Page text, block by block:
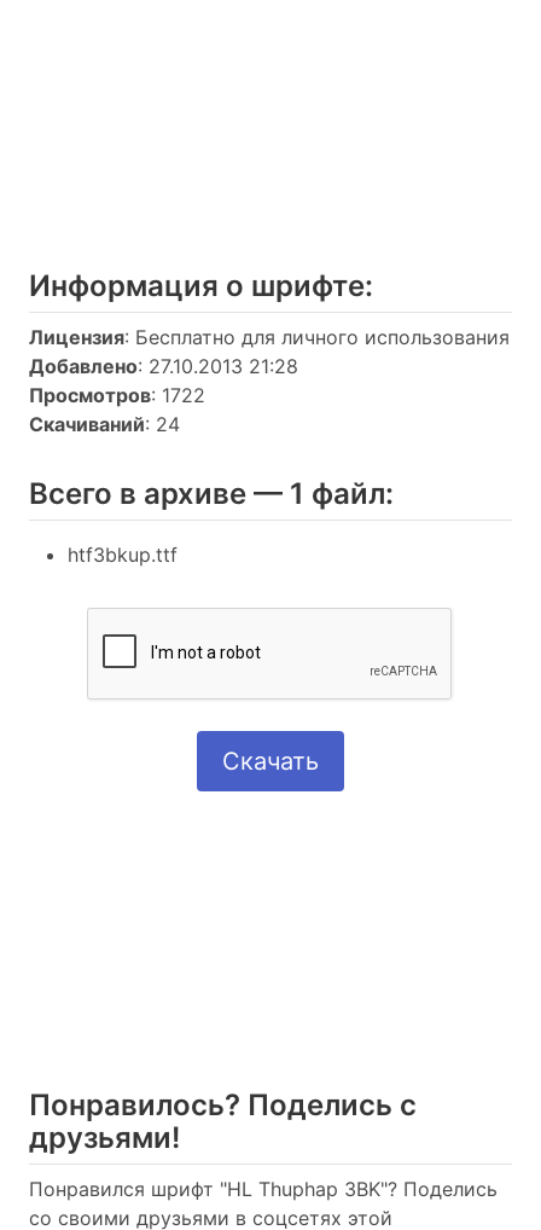
Информация о шрифтe:
Лицензия: Бесплатно для личного использования
Добавлено: 27.10.2013 21:28
Просмотров: 1722
Скачиваний: 24
Всего в архиве — 1 файл:
htf3bkup.ttf
Скачать
Понравилось? Поделись с
друзьями!
Понравился шрифт "HL Thuphap 3BK"? Поделись
со своими друзьями в соцсетях этой